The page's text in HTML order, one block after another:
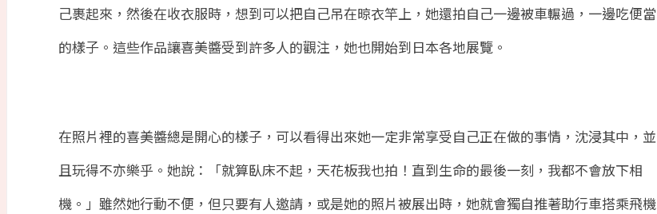
己裹起來，然後在收衣服時，想到可以把自己吊在晾衣竿上，她還拍自己一邊被車輾過，一邊吃便當
的樣子。這些作品讓喜美醬受到許多人的觀注，她也開始到日本各地展覽。
在照片裡的喜美醬總是開心的樣子，可以看得出來她一定非常享受自己正在做的事情，沈浸其中，並
且玩得不亦樂乎。她說：「就算臥床不起，天花板我也拍！直到生命的最後一刻，我都不會放下相
機。」雖然她行動不便，但只要有人邀請，或是她的照片被展出時，她就會獨自推著助行車搭乘飛機